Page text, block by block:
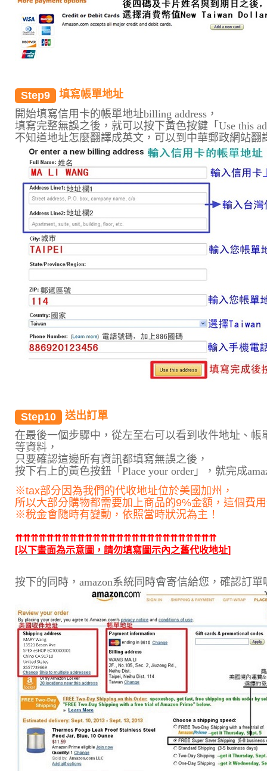
Step9
填寫帳單地址
開始填寫信用卡的帳單地址billing address，
填寫完整無誤之後，就可以按下黃色按鍵「Use this
不知道地址怎麼翻譯成英文，可以到中華郵政網站翻
Step10
送出訂單
在最後一個步驟中，從左至右可以看到收件地址、
等資料，
只要確認這邊所有資訊都填寫無誤之後，
按下右上的黃色按鈕「Place your order」，就完成
※tax部分因為我們的代收地址位於美國加州，
所以大部分購物都需要加上商品的9%金額，這個費
※稅金會隨時有變動，依照當時狀況為主！
⇈⇈⇈⇈⇈⇈⇈⇈⇈⇈⇈⇈⇈⇈⇈⇈⇈⇈⇈⇈⇈⇈⇈⇈⇈⇈
[以下畫面為示意圖，請勿填寫圖示內之舊代收地址]
按下的同時，amazon系統同時會寄信給您，確認訂單